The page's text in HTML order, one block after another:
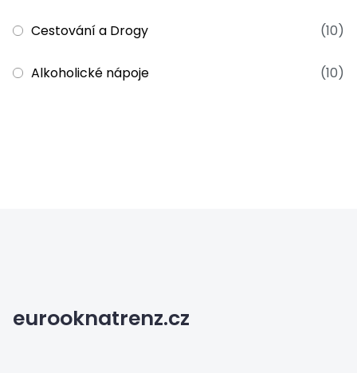
Cestování a Drogy (10)
Alkoholické nápoje (10)
eurooknatrenz.cz